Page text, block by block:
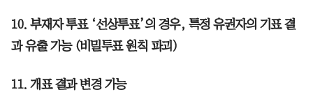
10. 부재자 투표 ‘선상투표’의 경우, 특정 유권자의 기표 결
과 유출 가능 (비밀투표 원칙 파괴)
11. 개표 결과 변경 가능